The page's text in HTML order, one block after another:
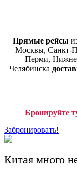
Прямые рейсы
Москвы, Санкт-
Перми,
Челябинска
Бронируйте
Забронировать!
Китая много